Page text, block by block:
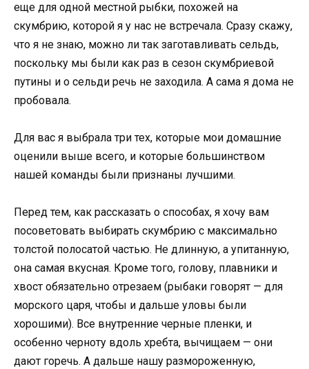
еще для одной местной рыбки, похожей на
скумбрию, которой я у нас не встречала. Сразу скажу,
что я не знаю, можно ли так заготавливать сельдь,
поскольку мы были как раз в сезон скумбриевой
путины и о сельди речь не заходила. А сама я дома не
пробовала.
Для вас я выбрала три тех, которые мои домашние
оценили выше всего, и которые большинством
нашей команды были признаны лучшими.
Перед тем, как рассказать о способах, я хочу вам
посоветовать выбирать скумбрию с максимально
толстой полосатой частью. Не длинную, а упитанную,
она самая вкусная. Кроме того, голову, плавники и
хвост обязательно отрезаем (рыбаки говорят — для
морского царя, чтобы и дальше уловы были
хорошими). Все внутренние черные пленки, и
особенно черноту вдоль хребта, вычищаем — они
дают горечь. А дальше нашу размороженную,